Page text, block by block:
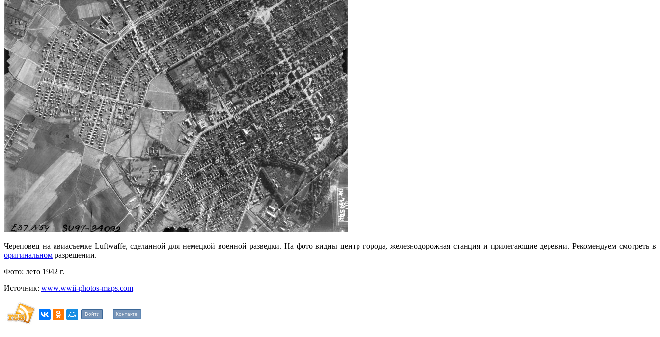
Череповец на авиасъемке Luftwaffe, сделанной для немецкой военной разведки. На фото видны центр города, железнодорожная станция и прилегающие деревни. Рекомендуем смотреть в
оригинальном разрешении.
Фото: лето 1942 г.
Источник: www.wwii-photos-maps.com
Войти Контакте